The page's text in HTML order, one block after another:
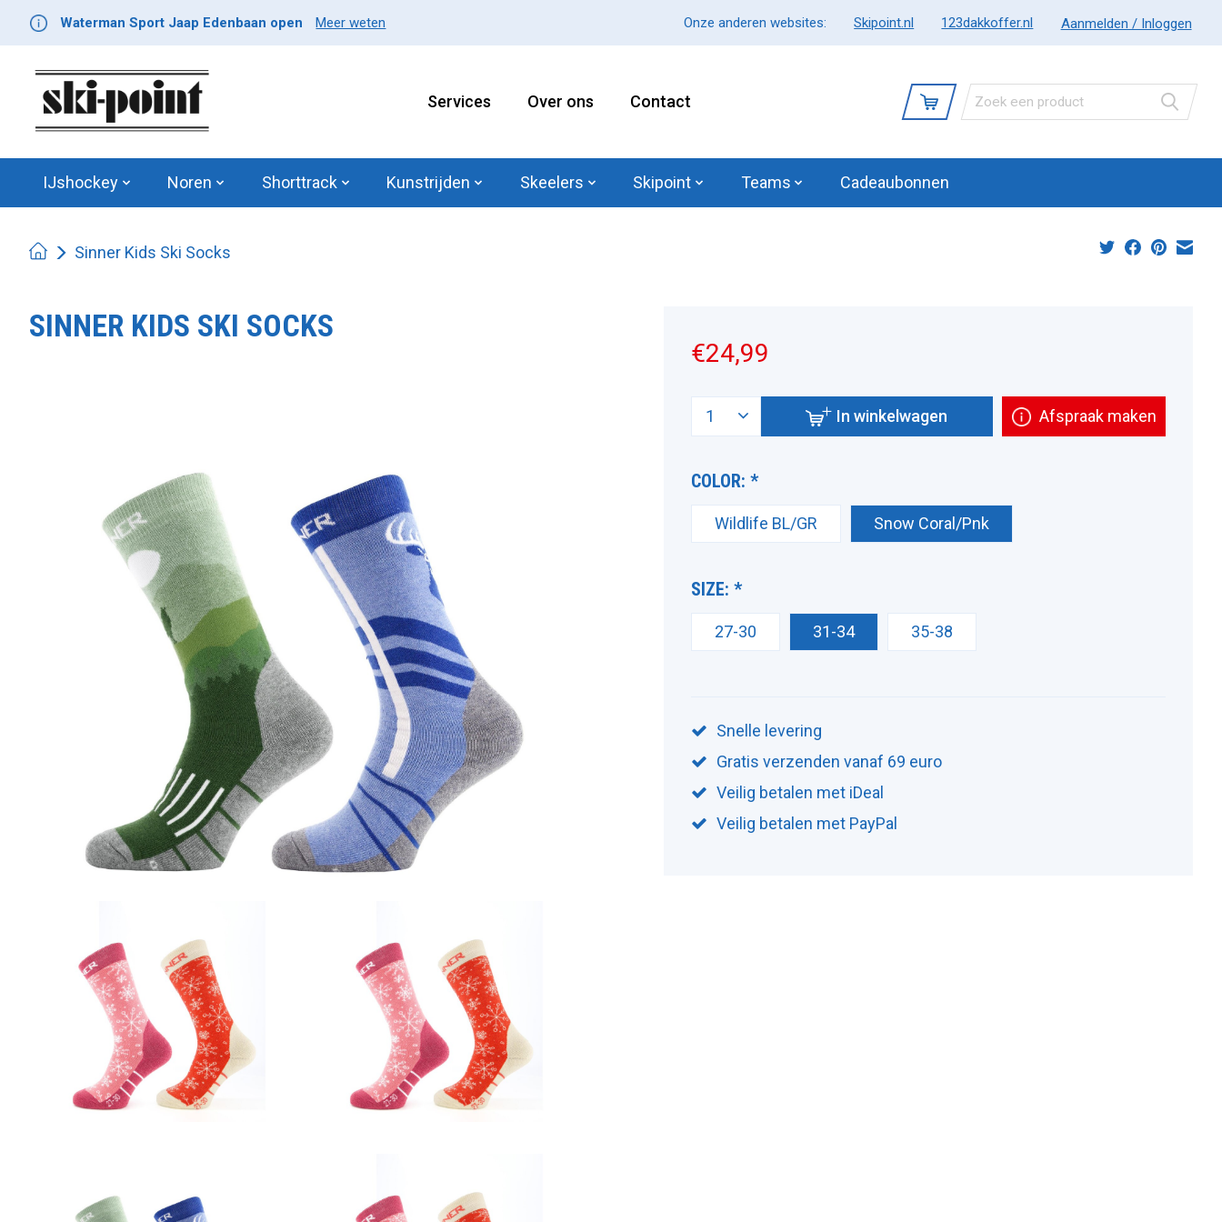
Waterman Sport Jaap Edenbaan open Meer weten Onze anderen websites: Skipoint.nl 123dakkoffer.nl Aanmelden / Inloggen
Services Over ons Contact
IJshockey Noren Shorttrack Kunstrijden Skeelers Skipoint Teams Cadeaubonnen
Sinner Kids Ski Socks
SINNER KIDS SKI SOCKS
€24,99
In winkelwagen Afspraak maken
COLOR: *
Wildlife BL/GR Snow Coral/Pnk
SIZE: *
27-30 31-34 35-38
Snelle levering
Gratis verzenden vanaf 69 euro
Veilig betalen met iDeal
Veilig betalen met PayPal